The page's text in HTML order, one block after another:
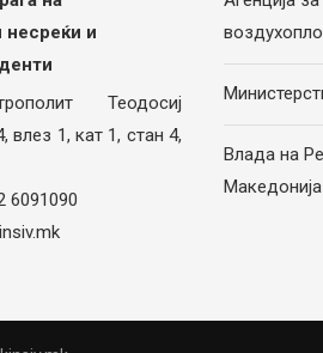
несреќи и
Теодосиј
влез 1, кат 1, стан 4,
6091090
Влада на
Македонија